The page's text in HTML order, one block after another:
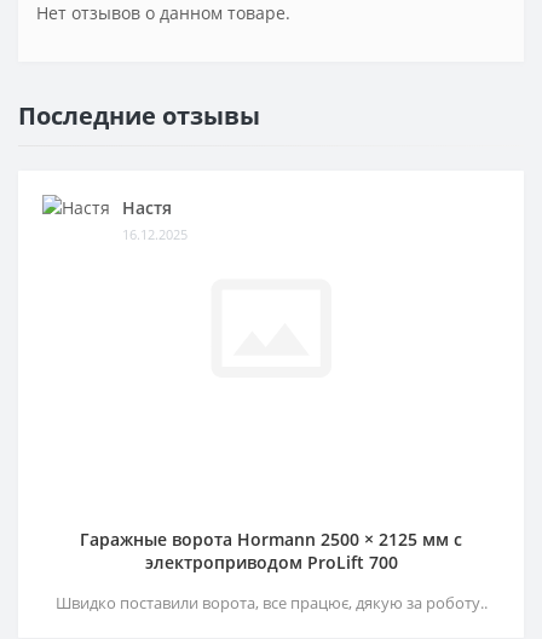
Нет отзывов о данном товаре.
Последние отзывы
Настя
16.12.2025
Гаражные ворота Hormann 2500 × 2125 мм c
электроприводом ProLift 700
Швидко поставили ворота, все працює, дякую за роботу..